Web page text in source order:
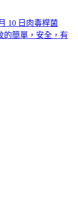
10 日 類
肉毒桿菌
的簡單，安全，有